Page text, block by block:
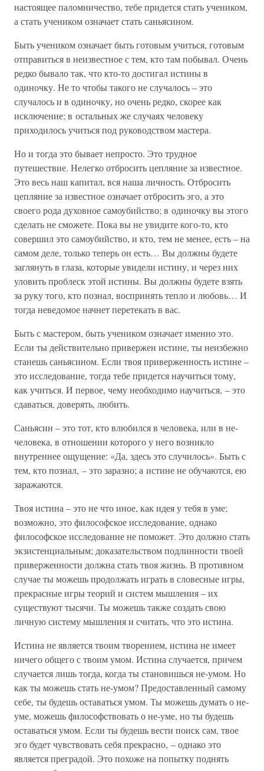
настоящее паломничество, тебе придется стать учеником,
а стать учеником означает стать саньясином.
Быть учеником означает быть готовым учиться, готовым
отправиться в неизвестное с тем, кто там побывал. Очень
редко бывало так, что кто-то достигал истины в
одиночку. Не то чтобы такого не случалось – это
случалось и в одиночку, но очень редко, скорее как
исключение; в остальных же случаях человеку
приходилось учиться под руководством мастера.
Но и тогда это бывает непросто. Это трудное
путешествие. Нелегко отбросить цепляние за известное.
Это весь наш капитал, вся наша личность. Отбросить
цепляние за известное означает отбросить эго, а это
своего рода духовное самоубийство; в одиночку вы этого
сделать не сможете. Пока вы не увидите кого-то, кто
совершил это самоубийство, и кто, тем не менее, есть – на
самом деле, только теперь он есть… Вы должны будете
заглянуть в глаза, которые увидели истину, и через них
уловить проблеск этой истины. Вы должны будете взять
за руку того, кто познал, воспринять тепло и любовь… И
тогда неведомое начнет перетекать в вас.
Быть с мастером, быть учеником означает именно это.
Если ты действительно привержен истине, ты неизбежно
станешь саньясином. Если твоя приверженность истине –
это исследование, тогда тебе придется научиться тому,
как учиться. И первое, чему необходимо научиться, – это
сдаваться, доверять, любить.
Саньясин – это тот, кто влюбился в человека, или в не-
человека, в отношении которого у него возникло
внутреннее ощущение: «Да, здесь это случилось». Быть с
тем, кто познал, – это заразно; а истине не обучаются, ею
заражаются.
Твоя истина – это не что иное, как идея у тебя в уме;
возможно, это философское исследование, однако
философское исследование не поможет. Это должно стать
экзистенциальным; доказательством подлинности твоей
приверженности должна стать твоя жизнь. В противном
случае ты можешь продолжать играть в словесные игры,
прекрасные игры теорий и систем мышления – их
существуют тысячи. Ты можешь также создать свою
личную систему мышления и считать, что это истина.
Истина не является твоим творением, истина не имеет
ничего общего с твоим умом. Истина случается, причем
случается лишь тогда, когда ты становишься не-умом. Но
как ты можешь стать не-умом? Предоставленный самому
себе, ты будешь оставаться умом. Ты можешь думать о не-
уме, можешь философствовать о не-уме, но ты будешь
оставаться умом. Если ты будешь вести поиск сам, твое
эго будет чувствовать себя прекрасно, – однако это
является преградой. Это похоже на попытку поднять